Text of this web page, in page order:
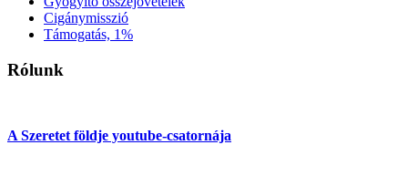
Cigánymisszió
Támogatás, 1%
Rólunk
A Szeretet földje youtube-csatornája